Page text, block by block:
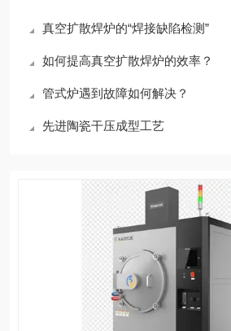
真空扩散焊炉的“焊接缺陷检测”
如何提高真空扩散焊炉的效率？
管式炉遇到故障如何解决？
先进陶瓷干压成型工艺